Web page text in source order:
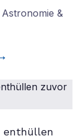
Astronomie &
enthüllen